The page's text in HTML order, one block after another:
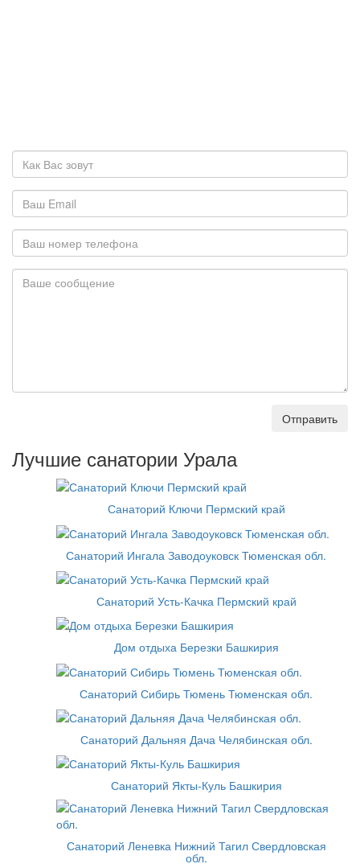
Отправить
Лучшие санатории Урала
Санаторий Ключи Пермский край
Санаторий Ингала Заводоуковск Тюменская обл.
Санаторий Усть-Качка Пермский край
Дом отдыха Березки Башкирия
Санаторий Сибирь Тюмень Тюменская обл.
Санаторий Дальняя Дача Челябинская обл.
Санаторий Якты-Куль Башкирия
Санаторий Леневка Нижний Тагил Свердловская
обл.